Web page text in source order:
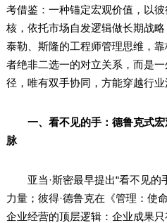
考借鉴：一种锚定宏观价值，以
核，依托市场自发逻辑做长期战
泰勒、斯隆的工程师管理思维，
者绝非二选一的对立关系，而是
径，唯有双手协同，方能穿越行业
一、看不见的手：德鲁克式
脉
亚当·斯密最早提出“看不见的
力量；彼得·德鲁克在《管理：使
企业经营的顶层逻辑：企业成果